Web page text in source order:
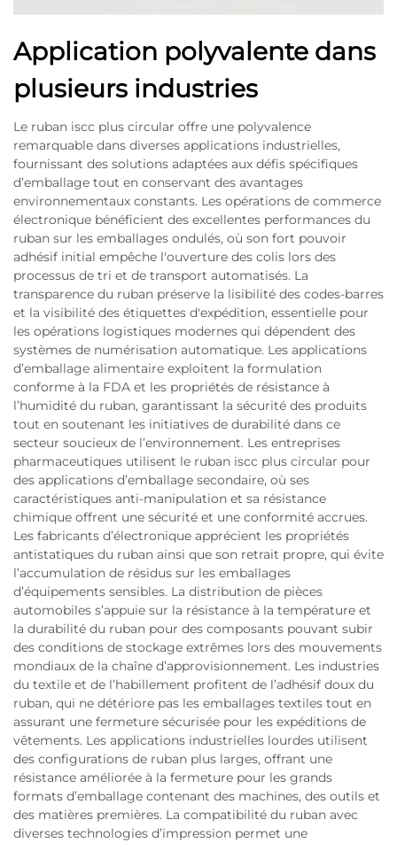
Application polyvalente dans
plusieurs industries
Le ruban iscc plus circular offre une polyvalence
remarquable dans diverses applications industrielles,
fournissant des solutions adaptées aux défis spécifiques
d’emballage tout en conservant des avantages
environnementaux constants. Les opérations de commerce
électronique bénéficient des excellentes performances du
ruban sur les emballages ondulés, où son fort pouvoir
adhésif initial empêche l'ouverture des colis lors des
processus de tri et de transport automatisés. La
transparence du ruban préserve la lisibilité des codes-barres
et la visibilité des étiquettes d'expédition, essentielle pour
les opérations logistiques modernes qui dépendent des
systèmes de numérisation automatique. Les applications
d’emballage alimentaire exploitent la formulation
conforme à la FDA et les propriétés de résistance à
l’humidité du ruban, garantissant la sécurité des produits
tout en soutenant les initiatives de durabilité dans ce
secteur soucieux de l’environnement. Les entreprises
pharmaceutiques utilisent le ruban iscc plus circular pour
des applications d’emballage secondaire, où ses
caractéristiques anti-manipulation et sa résistance
chimique offrent une sécurité et une conformité accrues.
Les fabricants d’électronique apprécient les propriétés
antistatiques du ruban ainsi que son retrait propre, qui évite
l’accumulation de résidus sur les emballages
d’équipements sensibles. La distribution de pièces
automobiles s’appuie sur la résistance à la température et
la durabilité du ruban pour des composants pouvant subir
des conditions de stockage extrêmes lors des mouvements
mondiaux de la chaîne d’approvisionnement. Les industries
du textile et de l’habillement profitent de l’adhésif doux du
ruban, qui ne détériore pas les emballages textiles tout en
assurant une fermeture sécurisée pour les expéditions de
vêtements. Les applications industrielles lourdes utilisent
des configurations de ruban plus larges, offrant une
résistance améliorée à la fermeture pour les grands
formats d’emballage contenant des machines, des outils et
des matières premières. La compatibilité du ruban avec
diverses technologies d’impression permet une